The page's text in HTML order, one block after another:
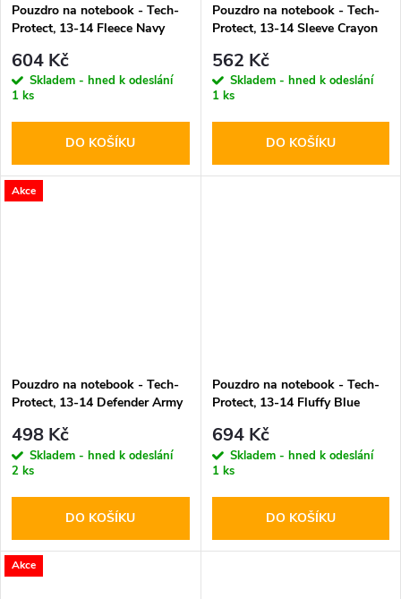
Pouzdro na notebook - Tech-
Protect, 13-14 Fleece Navy
604 Kč
Skladem - hned k odeslání
1 ks
DO KOŠÍKU
Pouzdro na notebook - Tech-
Protect, 13-14 Sleeve Crayon
562 Kč
Skladem - hned k odeslání
1 ks
DO KOŠÍKU
Akce
Pouzdro na notebook - Tech-
Protect, 13-14 Defender Army
498 Kč
Skladem - hned k odeslání
2 ks
DO KOŠÍKU
Pouzdro na notebook - Tech-
Protect, 13-14 Fluffy Blue
694 Kč
Skladem - hned k odeslání
1 ks
DO KOŠÍKU
Akce